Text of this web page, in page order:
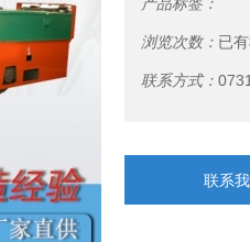
浏览次数： 已有
联系方式：
联系